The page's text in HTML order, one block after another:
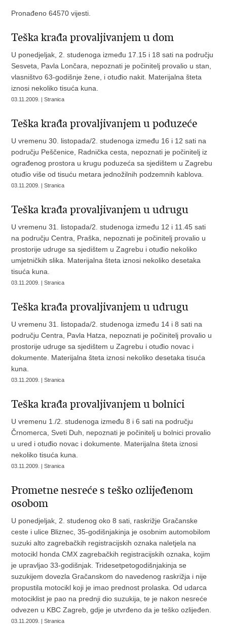
Pronađeno 64570 vijesti.
Teška krađa provaljivanjem u dom
U ponedjeljak, 2. studenoga između 17.15 i 18 sati na području
Sesveta, Pavla Lončara, nepoznati je počinitelj provalio u stan,
vlasništvo 63-godišnje žene, i otuđio nakit. Materijalna šteta
iznosi nekoliko tisuća kuna.
03.11.2009. | Stranica
Teška krađa provaljivanjem u poduzeće
U vremenu 30. listopada/2. studenoga između 16 i 12 sati na
području Peščenice, Radnička cesta, nepoznati je počinitelj iz
ograđenog prostora u krugu poduzeća sa sjedištem u Zagrebu
otuđio više od tisuću metara jednožilnih podzemnih kablova.
03.11.2009. | Stranica
Teška krađa provaljivanjem u udrugu
U vremenu 31. listopada/2. studenoga između 12 i 11.45 sati
na području Centra, Praška, nepoznati je počinitelj provalio u
prostorije udruge sa sjedištem u Zagrebu i otuđio nekoliko
umjetničkih slika. Materijalna šteta iznosi nekoliko desetaka
tisuća kuna.
03.11.2009. | Stranica
Teška krađa provaljivanjem u udrugu
U vremenu 31. listopada/2. studenoga između 14 i 8 sati na
području Centra, Pavla Hatza, nepoznati je počinitelj provalio u
prostorije udruge sa sjedištem u Zagrebu i otuđio novac i
dokumente. Materijalna šteta iznosi nekoliko desetaka tisuća
kuna.
03.11.2009. | Stranica
Teška krađa provaljivanjem u bolnici
U vremenu 1./2. studenoga između 8 i 6 sati na području
Črnomerca, Sveti Duh, nepoznati je počinitelj u bolnici provalio
u ured i otuđio novac i dokumente. Materijalna šteta iznosi
nekoliko tisuća kuna.
03.11.2009. | Stranica
Prometne nesreće s teško ozlijeđenom
osobom
U ponedjeljak, 2. studenog oko 8 sati, raskrižje Gračanske
ceste i ulice Bliznec, 35-godišnjakinja je osobnim automobilom
suzuki alto zagrebačkih registracijskih oznaka naletjela na
motocikl honda CMX zagrebačkih registracijskih oznaka, kojim
je upravljao 33-godišnjak. Tridesetpetogodišnjakinja se
suzukijem dovezla Gračanskom do navedenog raskrižja i nije
propustila motocikl koji je imao prednost prolaska. Od udarca
motociklist je pao na prednji dio suzukija, te je nakon nesreće
odvezen u KBC Zagreb, gdje je utvrđeno da je teško ozlijeđen.
03.11.2009. | Stranica